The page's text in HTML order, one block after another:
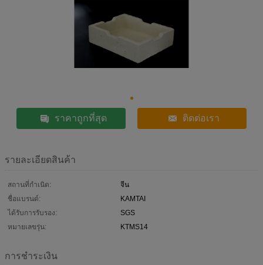
ราคาถูกที่สุด ติดต่อเรา
รายละเอียดสินค้า
สถานที่กำเนิด:
จีน
ชื่อแบรนด์:
KAMTAI
ได้รับการรับรอง:
SGS
หมายเลขรุ่น:
KTMS14
การชำระเงิน